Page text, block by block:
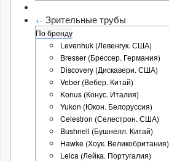
+- Зрительные трубы
По бренду
Levenhuk (Левенгук. США)
Bresser (Брессер. Германия)
Discovery (Дискавери. США)
Veber (Вебер. Китай)
Konus (Конус. Италия)
Yukon (Юкон. Белоруссия)
Celestron (Селестрон. США)
Bushnell (Бушнелл. Китай)
Hawke (Хоук. Великобритания)
Leica (Лейка. Португалия)